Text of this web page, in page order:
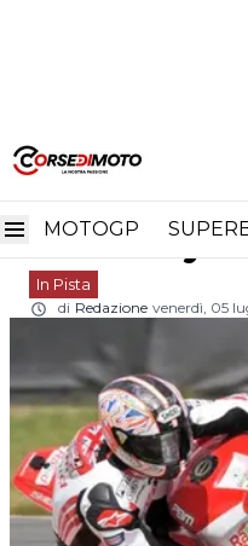
MOTOGP
Home In Pista
BSB
BSB
Shane
In Pista
di Redazione venerdì, 05